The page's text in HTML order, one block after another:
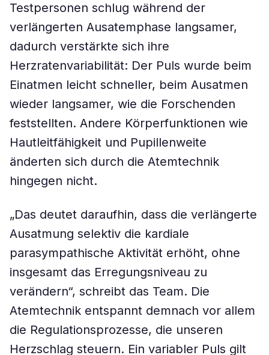
Testpersonen schlug während der
verlängerten Ausatemphase langsamer,
dadurch verstärkte sich ihre
Herzratenvariabilität: Der Puls wurde beim
Einatmen leicht schneller, beim Ausatmen
wieder langsamer, wie die Forschenden
feststellten. Andere Körperfunktionen wie
Hautleitfähigkeit und Pupillenweite
änderten sich durch die Atemtechnik
hingegen nicht.
„Das deutet daraufhin, dass die verlängerte
Ausatmung selektiv die kardiale
parasympathische Aktivität erhöht, ohne
insgesamt das Erregungsniveau zu
verändern“, schreibt das Team. Die
Atemtechnik entspannt demnach vor allem
die Regulationsprozesse, die unseren
Herzschlag steuern. Ein variabler Puls gilt